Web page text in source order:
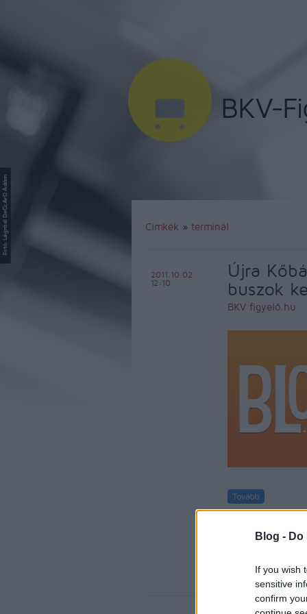
Blog -
If you wish
sensitive
confirm
Címkék » terminál
Újra
buszok
BKV figyelő.hu
2011.10.02
12:10